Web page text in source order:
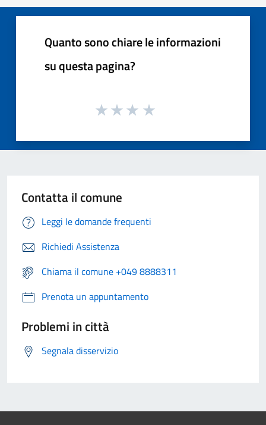
Quanto sono chiare le informazioni
su questa pagina?
Contatta il comune
Leggi le domande frequenti
Richiedi Assistenza
Chiama il comune +049 8888311
Prenota un appuntamento
Problemi in città
Segnala disservizio